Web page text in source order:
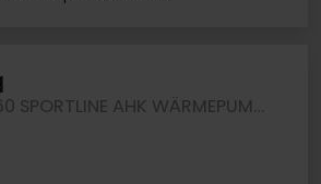
Enyaq Coupe 60 SPORTLINE AHK WÄRMEPUMPE 360CAM